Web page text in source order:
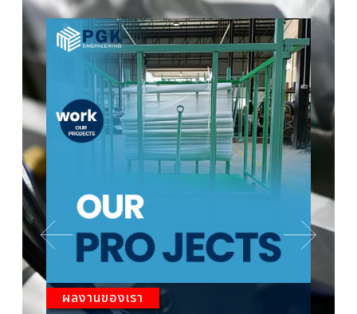
ผลงานของเรา